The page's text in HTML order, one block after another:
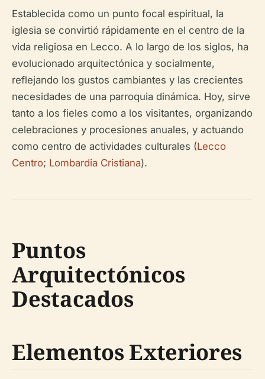
Establecida como un punto focal espiritual, la
iglesia se convirtió rápidamente en el centro de la
vida religiosa en Lecco. A lo largo de los siglos, ha
evolucionado arquitectónica y socialmente,
reflejando los gustos cambiantes y las crecientes
necesidades de una parroquia dinámica. Hoy, sirve
tanto a los fieles como a los visitantes, organizando
celebraciones y procesiones anuales, y actuando
como centro de actividades culturales (Lecco
Centro; Lombardia Cristiana).
Puntos
Arquitectónicos
Destacados
Elementos Exteriores